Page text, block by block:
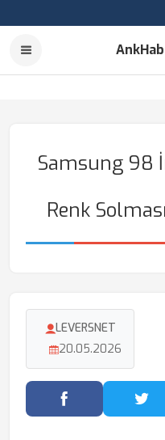
Samsung 98
Renk
LEVERSNET
20.05.2026
Facebook'ta